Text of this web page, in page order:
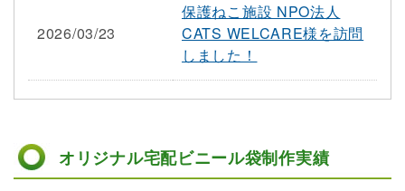
2026/03/23
保護ねこ施設 NPO法人
CATS WELCARE様を訪問
しました！
オリジナル宅配ビニール袋制作実績